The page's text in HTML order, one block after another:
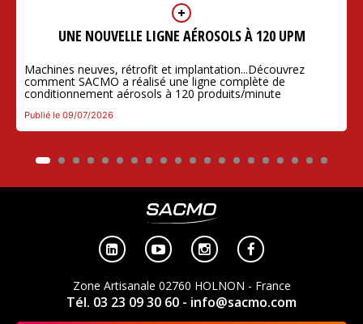
UNE NOUVELLE LIGNE AÉROSOLS À 120 UPM
Machines neuves, rétrofit et implantation...Découvrez
comment SACMO a réalisé une ligne complète de
conditionnement aérosols à 120 produits/minute
Publié le 09/07/2026
   
Zone Artisanale 02760 HOLNON - France
Tél. 03 23 09 30 60 - info@sacmo.com